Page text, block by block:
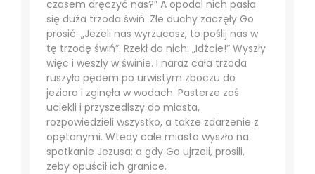
czasem dręczyć nas?” A opodal nich pasła
się duża trzoda świń. Złe duchy zaczęły Go
prosić: „Jeżeli nas wyrzucasz, to poślij nas w
tę trzodę świń”. Rzekł do nich: „Idźcie!” Wyszły
więc i weszły w świnie. I naraz cała trzoda
ruszyła pędem po urwistym zboczu do
jeziora i zginęła w wodach. Pasterze zaś
uciekli i przyszedłszy do miasta,
rozpowiedzieli wszystko, a także zdarzenie z
opętanymi. Wtedy całe miasto wyszło na
spotkanie Jezusa; a gdy Go ujrzeli, prosili,
żeby opuścił ich granice.